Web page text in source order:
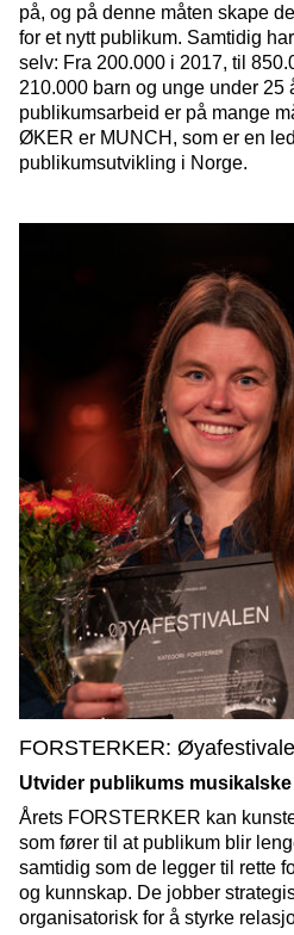
på, og på denne måten skape
for et nytt publikum. Samtidig
selv: Fra 200.000 i 2017, til
210.000 barn og unge under 25
publikumsarbeid er på mange
ØKER er MUNCH, som er en
publikumsutvikling i Norge.
FORSTERKER:
Utvider publikums
Årets FORSTERKER kan
som fører til at publikum blir
samtidig som de legger til rette
og kunnskap. De jobber
organisatorisk for å styrke